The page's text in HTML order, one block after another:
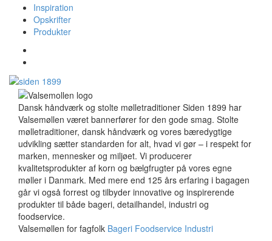
Inspiration
Opskrifter
Produkter
Dansk håndværk og stolte mølletraditioner Siden 1899 har
Valsemøllen været bannerfører for den gode smag. Stolte
mølletraditioner, dansk håndværk og vores bæredygtige
udvikling sætter standarden for alt, hvad vi gør – i respekt for
marken, mennesker og miljøet. Vi producerer
kvalitetsprodukter af korn og bælgfrugter på vores egne
møller i Danmark. Med mere end 125 års erfaring i bagagen
går vi også forrest og tilbyder innovative og inspirerende
produkter til både bageri, detailhandel, industri og
foodservice.
Valsemøllen for fagfolk Bageri Foodservice Industri